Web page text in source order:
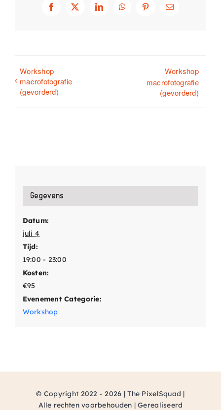
Facebook
X LinkedInWhatsAppPinterest
E-
Workshop
macrofotografie
(gevorderd)
Workshop
macrofotografie
(gevorderd)
Gegevens
Datum:
juli 4
Tijd:
19:00 - 23:00
Kosten:
€95
Evenement Categorie:
Workshop
© Copyright 2022 - 2026 | The PixelSquad |
Alle rechten voorbehouden | Gerealiseerd